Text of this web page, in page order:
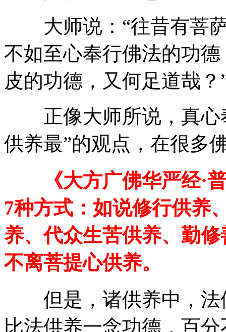
大师说：“往昔有菩萨
不如至心奉行佛法的功
皮的功德，又何足道哉？
正像大师所说，真心
供养最”的观点，在很多
《大方广佛华严经·普
7种方式：如说修行供养
养、代众生苦供养、勤
不离菩提心供养。
但是，诸供养中，法
比法供养一念功德，百